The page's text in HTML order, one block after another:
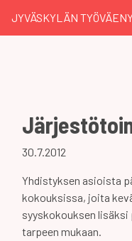
JYVÄSKYLÄN
30.7.2012
Yhdistyksen asioista
kokouksissa, joita
syyskokouksen
tarpeen mukaan.